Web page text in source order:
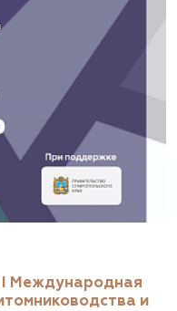
I Международная
и